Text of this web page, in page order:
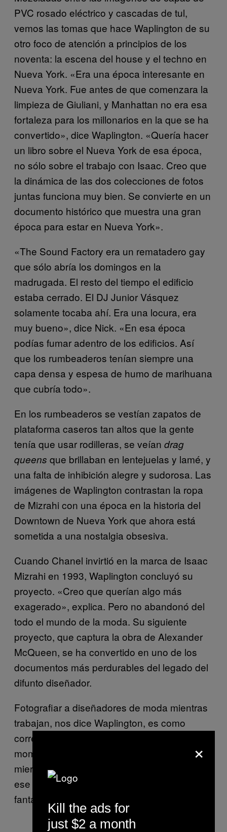
PVC rosado eléctrico y cascadas de tul,
vemos las tomas que hace Waplington de su
otro foco de atención a principios de los
noventa: la escena del house y el techno en
Nueva York. «Era una época interesante en
Nueva York. Fue antes de que comenzara la
limpieza de Giuliani, y Manhattan no era esa
fortaleza para los millonarios en la que se ha
convertido», dice Waplington. «Quería hacer
un libro sobre el Nueva York de esa época,
no sólo sobre el trabajo con Isaac. Creo que
la dinámica de las dos colecciones de fotos
juntas funciona muy bien. Se convierte en un
documento histórico que muestra una gran
época para estar en Nueva York».
«The Sound Factory era un rematadero gay
que sólo abría los domingos en la
madrugada. El resto del tiempo el edificio
estaba cerrado. El DJ Junior Vásquez
solamente tocaba ahí. Era una locura, era
muy bueno», dice Nick. «En esa época
podías fumar adentro de los edificios. Así
que los rumbeaderos tenían siempre una
capa densa y espesa de humo de marihuana
que cubría todo».
En los rumbeaderos se vestían zapatos de
plataforma caseros tan altos que la gente
tenía que usar rodilleras, se veían drag
queens que brillaban en lentejuelas y lamé, y
una falta de inhibición alegre y sudorosa. Las
imágenes de Waplington contrastan la ropa
de Mizrahi con una época en la historia del
Downtown de Nueva York que ahora está
sometida a una nostalgia obsesiva.
Cuando Chanel invirtió en la marca de Isaac
Mizrahi en 1993, Waplington concluyó su
proyecto. «Creo que querían algo más
exagerado», explica. Pero no abandonó del
todo el mundo de la moda. Su siguiente
proyecto, que captura la obra de Alexander
McQueen, se ha convertido en uno de los
documentos más perdurables del legado del
difunto diseñador.
Fotografiar a diseñadores de moda mientras
trabajan, nos dice Waplington, es como
correr una carrera de 10 kilómetros: «Hay
momentos en los que te sientes como una
mierda, pero si le dedicas las horas, armar
ese cuerpo de trabajo al final resulta
fantástico.»
×
Kill the ads for
just $2 a month